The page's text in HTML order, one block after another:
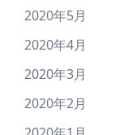
2020年5月
2020年4月
2020年3月
2020年2月